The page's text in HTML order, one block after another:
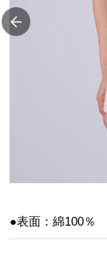
●表面：綿100％